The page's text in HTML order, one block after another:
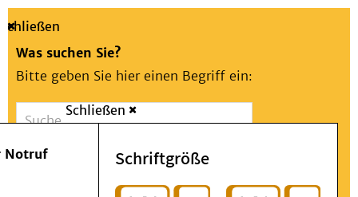
Suche
Schließen
Was suchen Sie?
Bitte geben Sie hier einen Begriff ein:
Suchen
Notfall
Schließen
Notruf Schriftgröße
Menü